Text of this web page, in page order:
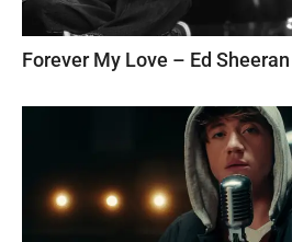
Forever My Love – Ed